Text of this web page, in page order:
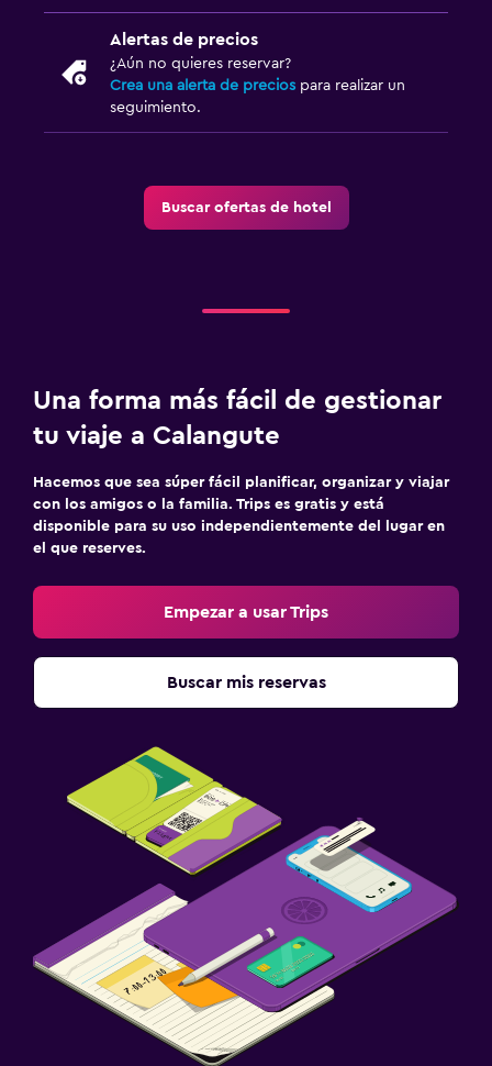
Comidas para niños
Estacionamiento gratuito
Habitación
Sofá cama
Actividades
Acceso a la playa
Mesa de billar
Alertas de precios
¿Aún no quieres reservar?
Crea una alerta de precios para realizar un
seguimiento.
Buscar ofertas de hotel
Una forma más fácil de gestionar
tu viaje a Calangute
Hacemos que sea súper fácil planificar, organizar y viajar
con los amigos o la familia. Trips es gratis y está
disponible para su uso independientemente del lugar en
el que reserves.
Empezar a usar Trips
Buscar mis reservas